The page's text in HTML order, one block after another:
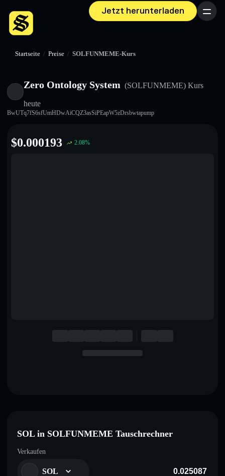
Jetzt herunterladen Menü
Startseite / Preise / SOLFUNMEME-Kurs
Zero Ontology System (SOLFUNMEME) Kurs
heute
BwUTq7fS6sfUmHDwAiCQZ3asSiPEapW5zDrsbwtapump
$0.000193 2.08%
SOL in SOLFUNMEME Tauschrechner
Verkaufen
SOL